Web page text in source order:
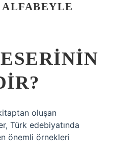
oluşan
Türk edebiyatında
önemli örnekleri